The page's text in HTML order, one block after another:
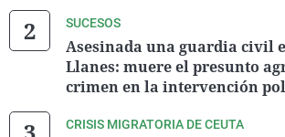
SUCESOS
Asesinada una guardia civil
Llanes: muere el presunto
crimen en la intervención
CRISIS MIGRATORIA DE CEUTA